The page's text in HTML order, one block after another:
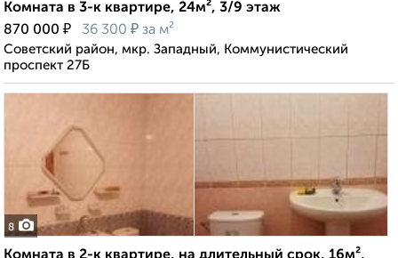
Комната в 3-к квартире, 24м², 3/9 этаж
870 000 ₽ 36 300 ₽ за м²
Советский район, мкр. Западный, Коммунистический
проспект 27Б
8